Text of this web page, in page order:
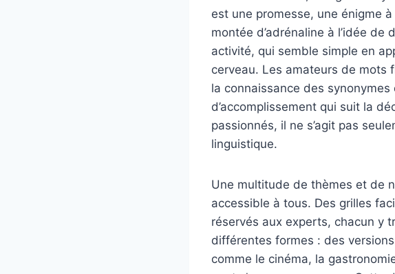
est une promesse, une énigme
montée d’adrénaline à l’idée
activité, qui semble simple en
cerveau. Les amateurs de mots
la connaissance des
d’accomplissement qui suit la
passionnés, il ne s’agit pas
linguistique.
Une multitude de thèmes et de
accessible à tous. Des grilles
réservés aux experts, chacun y
différentes formes : des
comme le cinéma, la